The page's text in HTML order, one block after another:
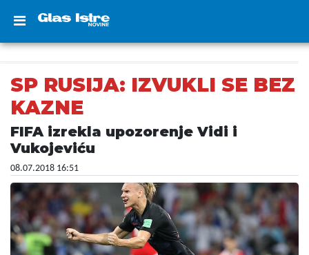
SP RUSIJA: IZVUKLI SE BEZ
KAZNE
FIFA izrekla upozorenje Vidi i
Vukojeviću
08.07.2018 16:51